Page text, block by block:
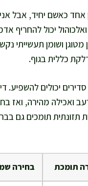
כאשם יחיד, אבל אני
יכול להחריף
ושומן תעשייתי
כללית בגוף.
יכולים להשפיע.
ואכילה מהירה, ואז
תזונתית תומכים גם
תומכת בחירה